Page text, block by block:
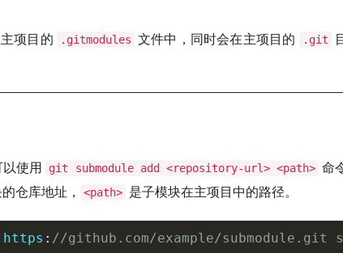
项目的 .gitmodules 文件中，同时会在主项目的 .git
使用 git submodule add <repository-url> <path> 命
仓库地址， <path> 是子模块在主项目中的路径。
https : //github.com/example/submodule.git